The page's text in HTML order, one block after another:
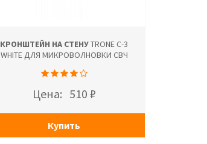
КРОНШТЕЙН НА СТЕНУTRONE С-3
WHITE ДЛЯ МИКРОВОЛНОВКИ СВЧ
Цена: 510 ₽
Купить